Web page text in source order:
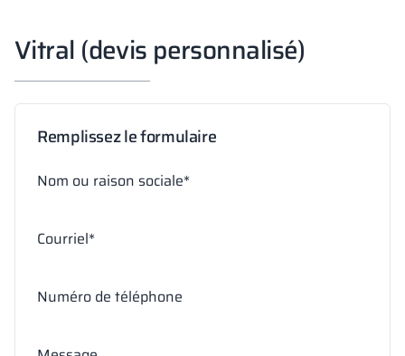
Vitral (devis personnalisé)
Remplissez le formulaire
Nom ou raison sociale*
Courriel*
Numéro de téléphone